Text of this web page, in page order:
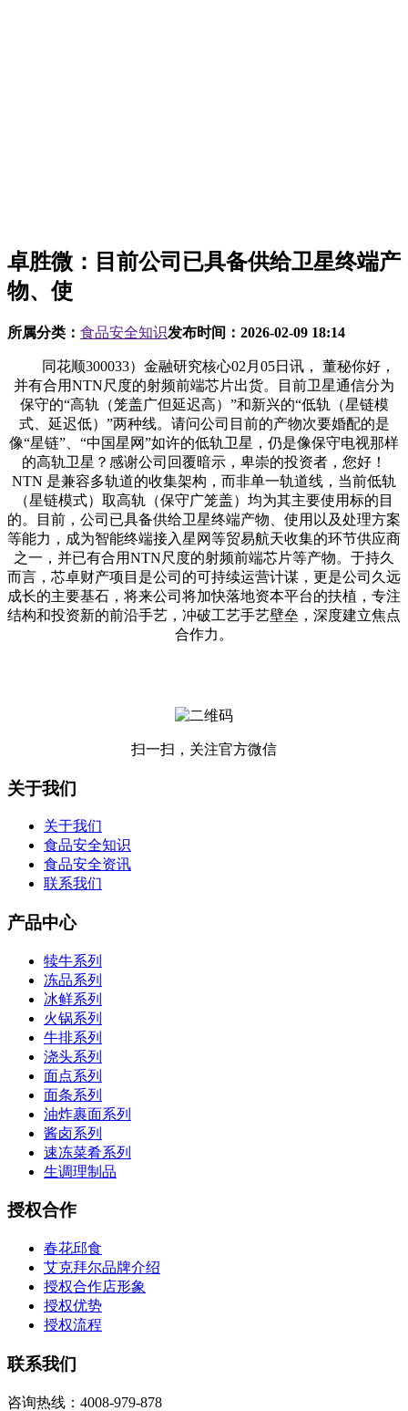
卓胜微：目前公司已具备供给卫星终端产
物、使
所属分类： 食品安全知识发布时间： 2026-02-09 18:14
同花顺300033）金融研究核心02月05日讯， 董秘你好，
并有合用NTN尺度的射频前端芯片出货。目前卫星通信分为
保守的“高轨（笼盖广但延迟高）”和新兴的“低轨（星链模
式、延迟低）”两种线。请问公司目前的产物次要婚配的是
像“星链”、“中国星网”如许的低轨卫星，仍是像保守电视那样
的高轨卫星？感谢公司回覆暗示，卑崇的投资者，您好！
NTN 是兼容多轨道的收集架构，而非单一轨道线，当前低轨
（星链模式）取高轨（保守广笼盖）均为其主要使用标的目
的。目前，公司已具备供给卫星终端产物、使用以及处理方案
等能力，成为智能终端接入星网等贸易航天收集的环节供应商
之一，并已有合用NTN尺度的射频前端芯片等产物。于持久
而言，芯卓财产项目是公司的可持续运营计谋，更是公司久远
成长的主要基石，将来公司将加快落地资本平台的扶植，专注
结构和投资新的前沿手艺，冲破工艺手艺壁垒，深度建立焦点
合作力。
扫一扫，关注官方微信
关于我们
关于我们
食品安全知识
食品安全资讯
联系我们
产品中心
犊牛系列
冻品系列
冰鲜系列
火锅系列
牛排系列
浇头系列
面点系列
面条系列
油炸裹面系列
酱卤系列
速冻菜肴系列
生调理制品
授权合作
春花邱食
艾克拜尔品牌介绍
授权合作店形象
授权优势
授权流程
联系我们
咨询热线：4008-979-878